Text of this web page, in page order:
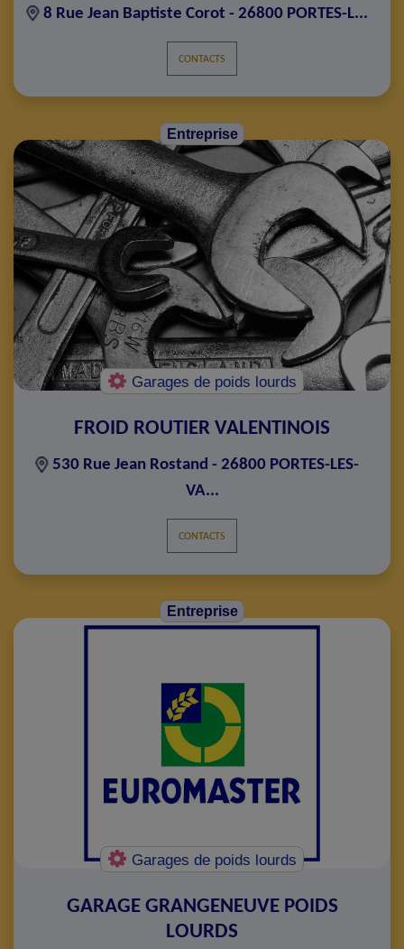
8 Rue Jean Baptiste Corot - 26800 PORTES-L...
CONTACTS
Entreprise
Garages de poids lourds
FROID ROUTIER VALENTINOIS
530 Rue Jean Rostand - 26800 PORTES-LES-
VA...
CONTACTS
Entreprise
Garages de poids lourds
GARAGE GRANGENEUVE POIDS
LOURDS